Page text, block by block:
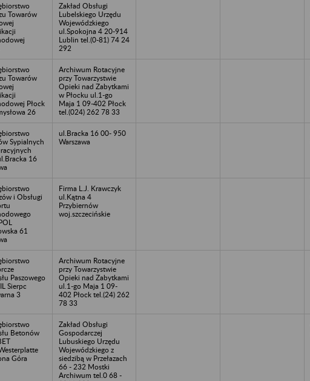
Towarów
Zakład Obsługi
Lubelskiego Urzędu
Wojewódzkiego
ul.Spokojna 4 20-914
Lublin tel.(0-81) 74 24
292
Towarów
Płock
26
Archiwum Rotacyjne
przy Towarzystwie
Opieki nad Zabytkami
w Płocku ul.1-go
Maja 1 09-402 Płock
tel.(024) 262 78 33
Sypialnych
16
ul.Bracka 16 00- 950
Warszawa
i Obsługi
61
Firma L.J. Krawczyk
ul.Kątna 4
Przybiernów
woj.szczecińskie
Paszowego
Sierpc
3
Archiwum Rotacyjne
przy Towarzystwie
Opieki nad Zabytkami
ul.1-go Maja 1 09-
402 Płock tel.(24) 262
78 33
Betonów
Góra
Zakład Obsługi
Gospodarczej
Lubuskiego Urzędu
Wojewódzkiego z
siedzibą w Przełazach
66 - 232 Mostki
Archiwum tel.0 68 -